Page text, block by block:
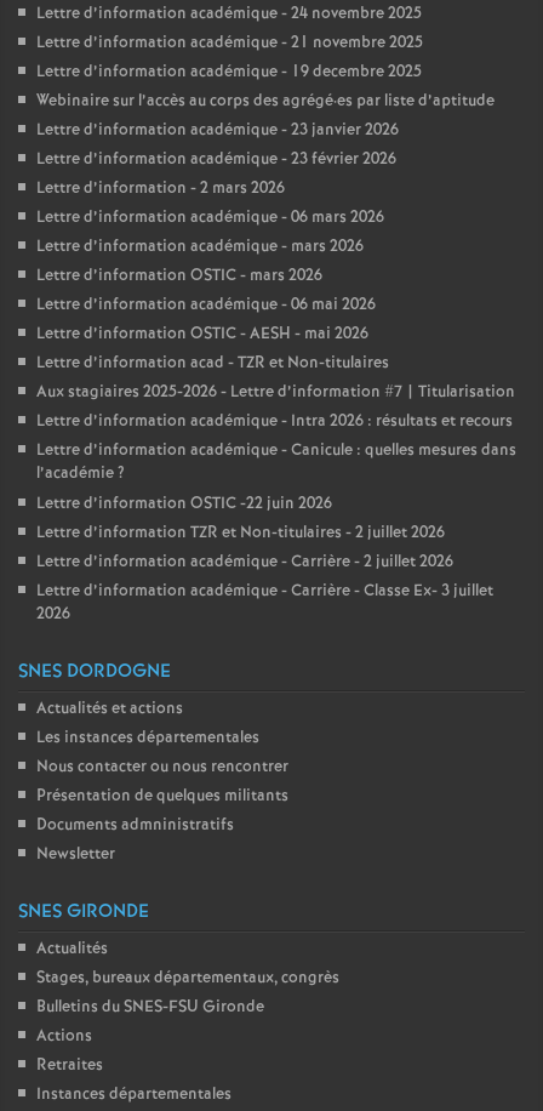
Lettre d’information académique - 24 novembre 2025
Lettre d’information académique - 21 novembre 2025
Lettre d’information académique - 19 decembre 2025
Webinaire sur l’accès au corps des agrégé·es par liste d’aptitude
Lettre d’information académique - 23 janvier 2026
Lettre d’information académique - 23 février 2026
Lettre d’information - 2 mars 2026
Lettre d’information académique - 06 mars 2026
Lettre d’information académique - mars 2026
Lettre d’information OSTIC - mars 2026
Lettre d’information académique - 06 mai 2026
Lettre d’information OSTIC - AESH - mai 2026
Lettre d’information acad - TZR et Non-titulaires
Aux stagiaires 2025-2026 - Lettre d’information #7 | Titularisation
Lettre d’information académique - Intra 2026 : résultats et recours
Lettre d’information académique - Canicule : quelles mesures dans
l’académie?
Lettre d’information OSTIC -22 juin 2026
Lettre d’information TZR et Non-titulaires - 2 juillet 2026
Lettre d’information académique - Carrière - 2 juillet 2026
Lettre d’information académique - Carrière - Classe Ex- 3 juillet
2026
SNES DORDOGNE
Actualités et actions
Les instances départementales
Nous contacter ou nous rencontrer
Présentation de quelques militants
Documents admninistratifs
Newsletter
SNES GIRONDE
Actualités
Stages, bureaux départementaux, congrès
Bulletins du SNES-FSU Gironde
Actions
Retraites
Instances départementales